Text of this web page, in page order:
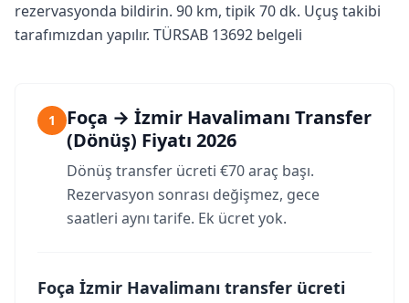
rezervasyonda bildirin. 90 km, tipik 70 dk. Uçuş takibi
tarafımızdan yapılır. TÜRSAB 13692 belgeli
1
Foça → İzmir Havalimanı Transfer
(Dönüş) Fiyatı 2026
Dönüş transfer ücreti €70 araç başı.
Rezervasyon sonrası değişmez, gece
saatleri aynı tarife. Ek ücret yok.
Foça İzmir Havalimanı transfer ücreti